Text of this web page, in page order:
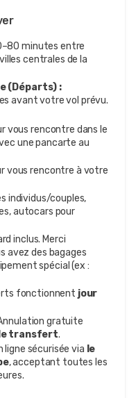
minutes entre
centrales de la
(Départs) :
avant votre vol prévu.
une pancarte au
individus/couples,
autocars pour
inclus. Merci
avez des bagages
spécial (ex :
fonctionnent jour
gratuite
transfert.
sécurisée via le
, acceptant toutes les